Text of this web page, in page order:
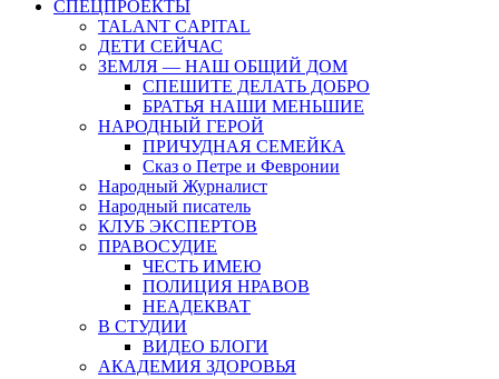
СПЕЦПРОЕКТЫ
TALANT CAPITAL
ДЕТИ СЕЙЧАС
ЗЕМЛЯ — НАШ ОБЩИЙ ДОМ
СПЕШИТЕ ДЕЛАТЬ ДОБРО
БРАТЬЯ НАШИ МЕНЬШИЕ
НАРОДНЫЙ ГЕРОЙ
ПРИЧУДНАЯ СЕМЕЙКА
Сказ о Петре и Февронии
Народный Журналист
Народный писатель
КЛУБ ЭКСПЕРТОВ
ПРАВОСУДИЕ
ЧЕСТЬ ИМЕЮ
ПОЛИЦИЯ НРАВОВ
НЕАДЕКВАТ
В СТУДИИ
ВИДЕО БЛОГИ
АКАДЕМИЯ ЗДОРОВЬЯ